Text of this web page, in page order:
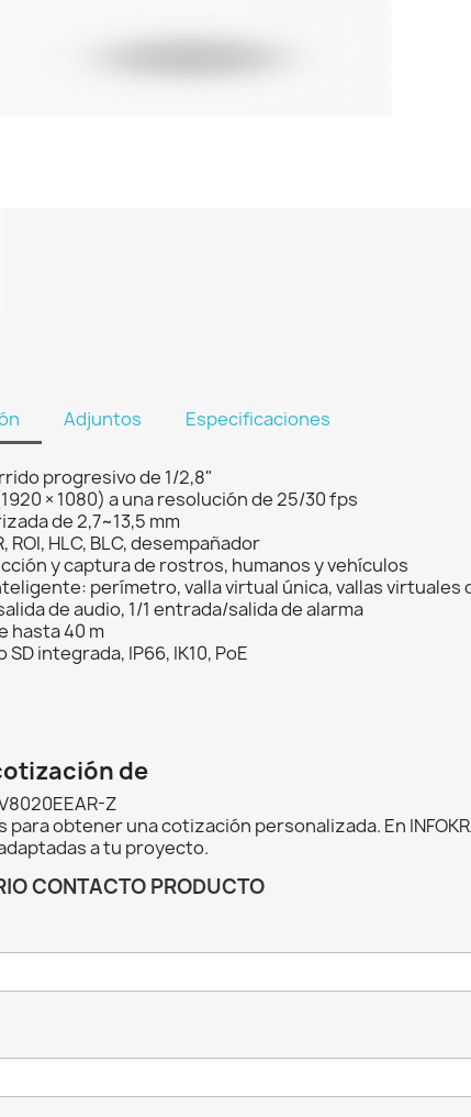
Adjuntos Especificaciones
progresivo de 1/2,8"
× 1080) a una resolución de 25/30 fps
de 2,7~13,5 mm
ROI, HLC, BLC, desempañador
y captura de rostros, humanos y vehículos
perímetro, valla virtual única, vallas
de audio, 1/1 entrada/salida de alarma
hasta 40 m
SD integrada, IP66, IK10, PoE
de
Z
obtener una cotización personalizada. En
a tu proyecto.
CONTACTO PRODUCTO